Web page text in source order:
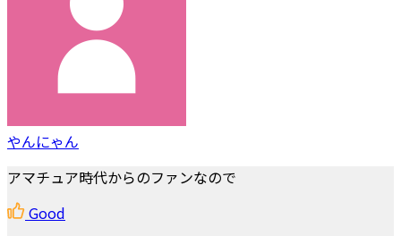
やんにゃん
アマチュア時代からのファンなので
Good